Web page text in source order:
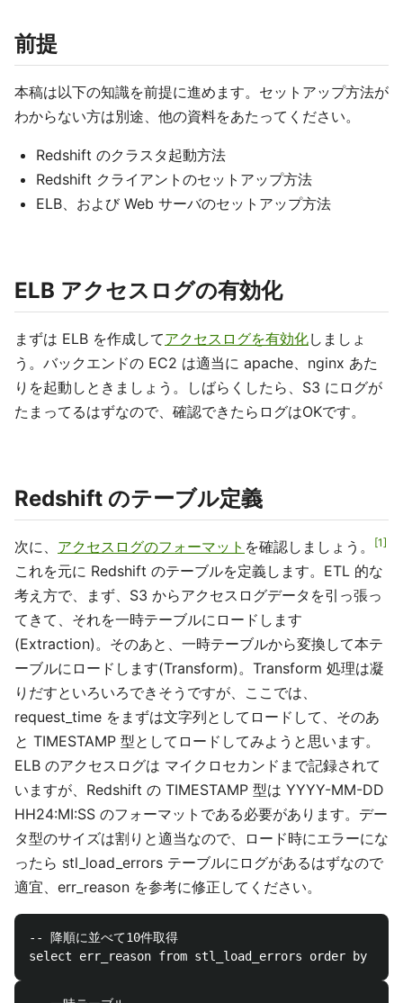
前提
本稿は以下の知識を前提に進めます。セットアップ方法が
わからない方は別途、他の資料をあたってください。
Redshift のクラスタ起動方法
Redshift クライアントのセットアップ方法
ELB、および Web サーバのセットアップ方法
ELB アクセスログの有効化
まずは ELB を作成してアクセスログを有効化しましょ
う。バックエンドの EC2 は適当に apache、nginx あた
りを起動しときましょう。しばらくしたら、S3 にログが
たまってるはずなので、確認できたらログはOKです。
Redshift のテーブル定義
次に、 アクセスログのフォーマット を確認しましょう。 1
これを元に Redshift のテーブルを定義します。ETL 的な
考え方で、まず、S3 からアクセスログデータを引っ張っ
てきて、それを一時テーブルにロードします
(Extraction)。そのあと、一時テーブルから変換して本テ
ーブルにロードします(Transform)。Transform 処理は凝
りだすといろいろできそうですが、ここでは、
request_time をまずは文字列としてロードして、そのあ
と TIMESTAMP 型としてロードしてみようと思います。
ELB のアクセスログは マイクロセカンドまで記録されて
いますが、Redshift の TIMESTAMP 型は YYYY-MM-DD
HH24:MI:SS のフォーマットである必要があります。デー
タ型のサイズは割りと適当なので、ロード時にエラーにな
ったら stl_load_errors テーブルにログがあるはずなので
適宜、err_reason を参考に修正してください。
-- 降順に並べて10件取得